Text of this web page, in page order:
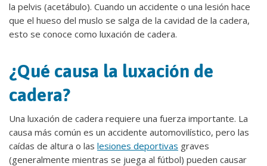
la pelvis (acetábulo). Cuando un accidente o una lesión hace
que el hueso del muslo se salga de la cavidad de la cadera,
esto se conoce como luxación de cadera.
¿Qué causa la luxación de
cadera?
Una luxación de cadera requiere una fuerza importante. La
causa más común es un accidente automovilístico, pero las
caídas de altura o las lesiones deportivas graves
(generalmente mientras se juega al fútbol) pueden causar